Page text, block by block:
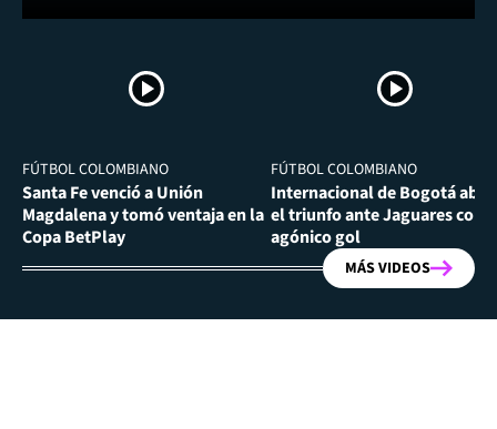
FÚTBOL COLOMBIANO
Santa Fe venció a Unión
Magdalena y tomó ventaja en la
Copa BetPlay
FÚTBOL COLOMBIANO
Internacional de Bogotá
el triunfo ante Jaguares con
agónico gol
MÁS VIDEOS